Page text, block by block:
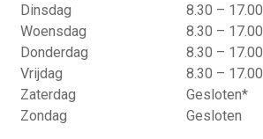
Dinsdag
8.30 – 17.00
Woensdag
8.30 – 17.00
Donderdag
8.30 – 17.00
Vrijdag
8.30 – 17.00
Zaterdag
Gesloten*
Zondag
Gesloten